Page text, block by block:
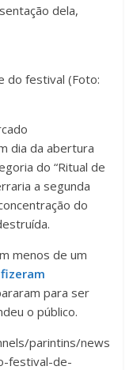
dela,
do festival (Foto:
dia da abertura
do “Ritual de
a segunda
do
menos de um
para ser
o público.
parintins/news
festival-de-